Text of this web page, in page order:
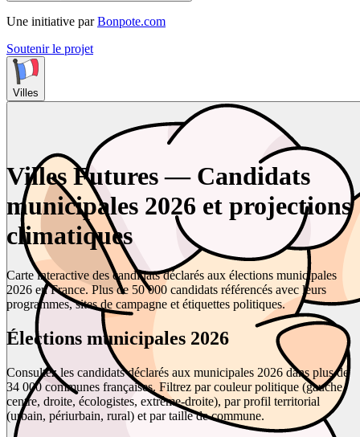
Une initiative par Bonpote.com
Soutenir le projet
Villes
Villes Futures — Candidats
municipales 2026 et projections
climatiques
Carte interactive des candidats déclarés aux élections municipales
2026 en France. Plus de 50 000 candidats référencés avec leurs
programmes, sites de campagne et étiquettes politiques.
Élections municipales 2026
Consultez les candidats déclarés aux municipales 2026 dans plus de
34 000 communes françaises. Filtrez par couleur politique (gauche,
centre, droite, écologistes, extrême-droite), par profil territorial
(urbain, périurbain, rural) et par taille de commune.